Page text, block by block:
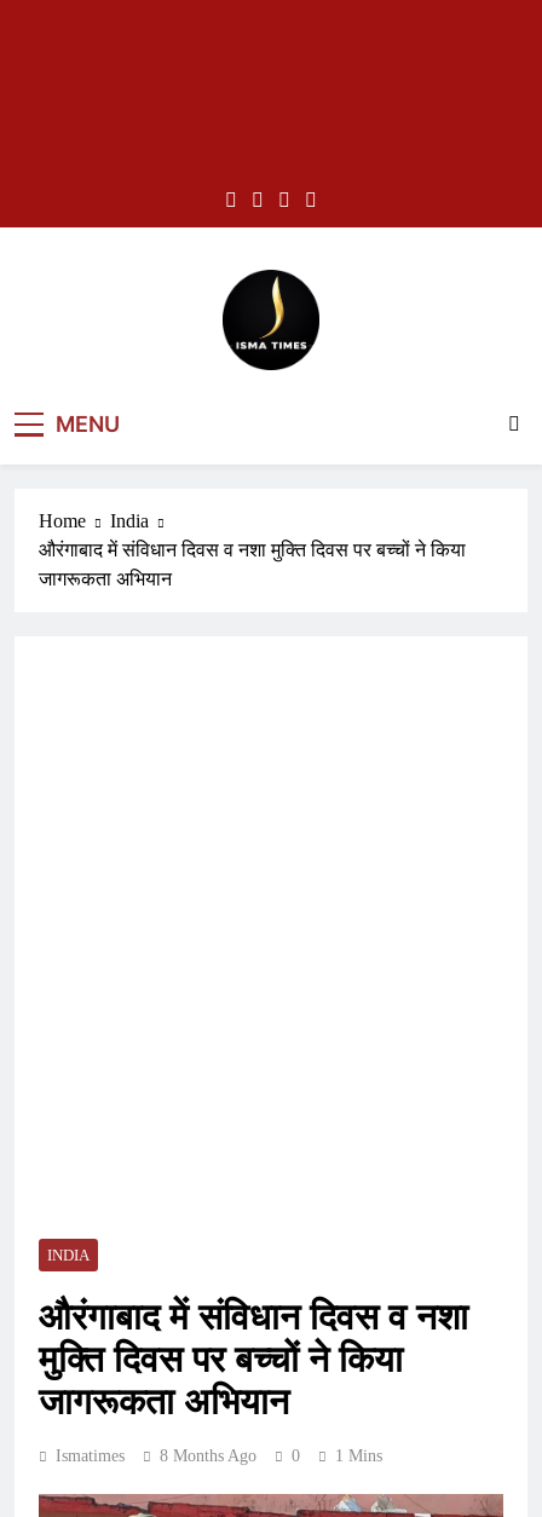
MENU
Home
India
औरंगाबाद में संविधान दिवस व नशा मुक्ति दिवस पर बच्चों ने किया
जागरूकता अभियान
INDIA
औरंगाबाद में संविधान दिवस व नशा
मुक्ति दिवस पर बच्चों ने किया
जागरूकता अभियान
Ismatimes 8 Months Ago 0 1 Mins